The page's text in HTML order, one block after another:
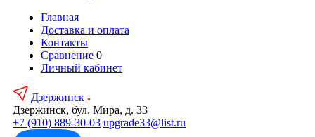
Главная
Доставка и оплата
Контакты
Сравнение 0
Личный кабинет
Дзержинск
Дзержинск, бул. Мира, д. 33
+7 (910) 889-30-03 upgrade33@list.ru